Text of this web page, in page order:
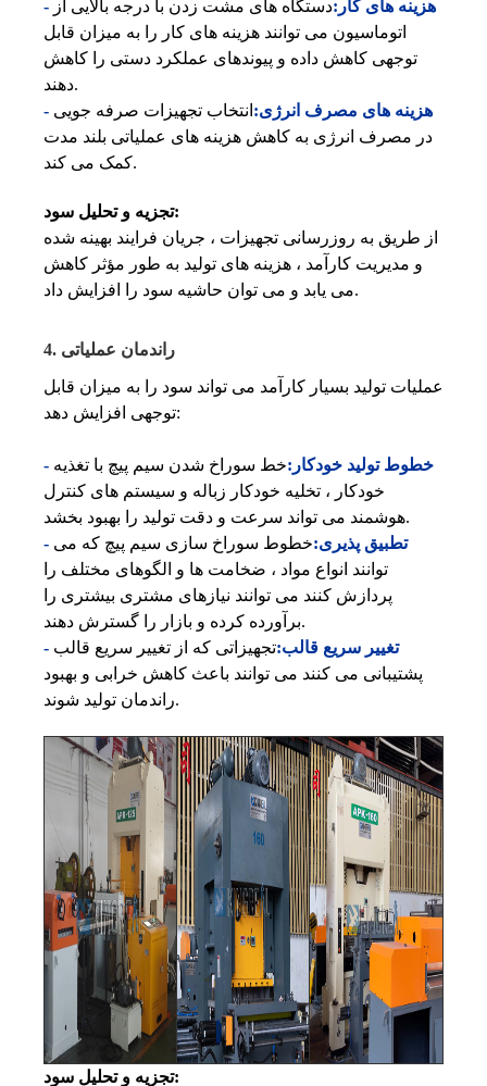
- هزینه های کار:دستگاه های مشت زدن با درجه بالایی از
اتوماسیون می توانند هزینه های کار را به میزان قابل
توجهی کاهش داده و پیوندهای عملکرد دستی را کاهش
دهند.
- هزینه های مصرف انرژی: انتخاب تجهیزات صرفه جویی
در مصرف انرژی به کاهش هزینه های عملیاتی بلند مدت
کمک می کند.
تجزیه و تحلیل سود:
از طریق به روزرسانی تجهیزات ، جریان فرایند بهینه شده
و مدیریت کارآمد ، هزینه های تولید به طور مؤثر کاهش
می یابد و می توان حاشیه سود را افزایش داد.
4. راندمان عملیاتی
عملیات تولید بسیار کارآمد می تواند سود را به میزان قابل
توجهی افزایش دهد:
- خطوط تولید خودکار:خط سوراخ شدن سیم پیچ با تغذیه
خودکار ، تخلیه خودکار زباله و سیستم های کنترل
هوشمند می تواند سرعت و دقت تولید را بهبود بخشد.
- تطبیق پذیری:خطوط سوراخ سازی سیم پیچ که می
توانند انواع مواد ، ضخامت ها و الگوهای مختلف را
پردازش کنند می توانند نیازهای مشتری بیشتری را
برآورده کرده و بازار را گسترش دهند.
- تغییر سریع قالب:تجهیزاتی که از تغییر سریع قالب
پشتیبانی می کنند می توانند باعث کاهش خرابی و بهبود
راندمان تولید شوند.
تجزیه و تحلیل سود: